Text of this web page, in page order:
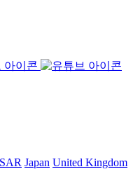
Japan United Kingdom